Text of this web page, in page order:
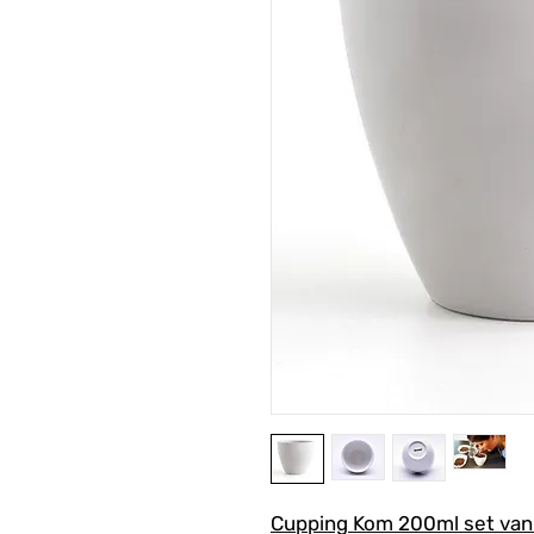
Cupping Kom 200ml set